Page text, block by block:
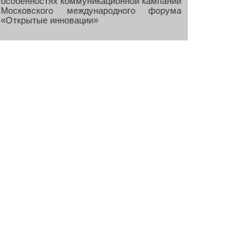
Московского международного форума
«Открытые инновации»